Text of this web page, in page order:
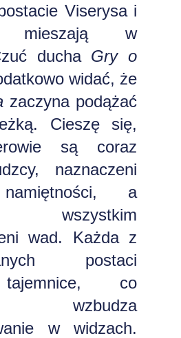
Viserysa i
mieszają w
ducha Gry o
widać, że
zaczyna podążać
Cieszę się,
są coraz
naznaczeni
a
wszystkim
wad. Każda z
postaci
co
wzbudza
w widzach.